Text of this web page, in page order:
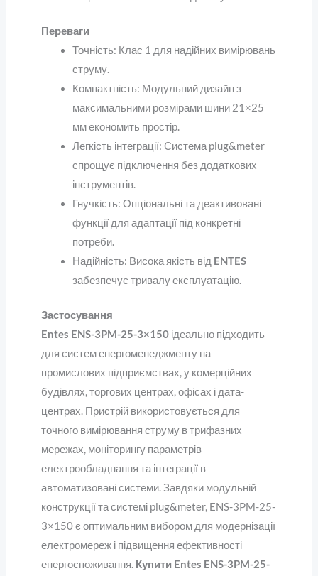
Переваги
Точність: Клас 1 для надійних вимірювань
струму.
Компактність: Модульний дизайн з
максимальними розмірами шини 21×25
мм економить простір.
Легкість інтеграції: Система plug&meter
спрощує підключення без додаткових
інструментів.
Гнучкість: Опціональні та деактивовані
функції для адаптації під конкретні
потреби.
Надійність: Висока якість від ENTES
забезпечує тривалу експлуатацію.
Застосування
Entes ENS-3PM-25-3×150ідеально підходить
для систем енергоменеджменту на
промислових підприємствах, у комерційних
будівлях, торгових центрах, офісах і дата-
центрах. Пристрій використовується для
точного вимірювання струму в трифазних
мережах, моніторингу параметрів
електрообладнання та інтеграції в
автоматизовані системи. Завдяки модульній
конструкції та системі plug&meter, ENS-3PM-25-
3×150 є оптимальним вибором для модернізації
електромереж і підвищення ефективності
енергоспоживання. Купити Entes ENS-3PM-25-